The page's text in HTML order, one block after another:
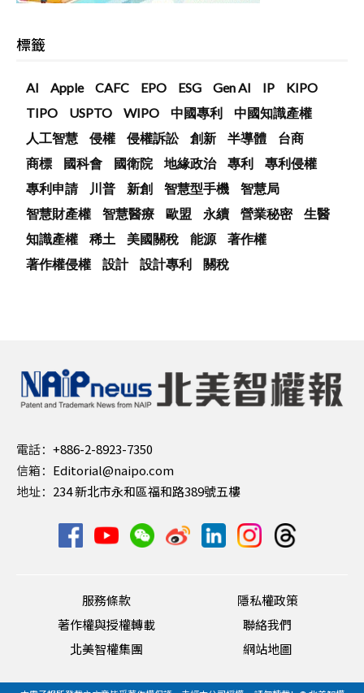
標籤
AI Apple CAFC EPO ESG Gen AI IP
KIPO
TIPO
USPTO WIPO 中國專利
中國知識產權
人工智慧
侵權 侵權訴訟 創新 半導體
台商
商標
國科會 國衛院 地緣政治 專利
專利侵權
專利申請
川普 新創 智慧型手機
智慧局
智慧財產權
智慧醫療 歐盟 永續 營業秘密
生醫
知識產權
稀土 美國關稅 能源
著作權
著作權侵權
設計 設計專利 關稅
電話： +886-2-8923-7350
信箱： Editorial@naipo.com
地址： 234 新北市永和區福和路389號五樓
服務條款
隱私權政策
著作權與授權轉載
聯絡我們
北美智權集團
網站地圖